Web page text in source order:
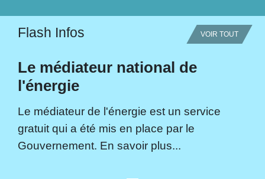
Flash Infos VOIR TOUT
Le médiateur national de
l'énergie
Le médiateur de l'énergie est un service
gratuit qui a été mis en place par le
Gouvernement. En savoir plus...